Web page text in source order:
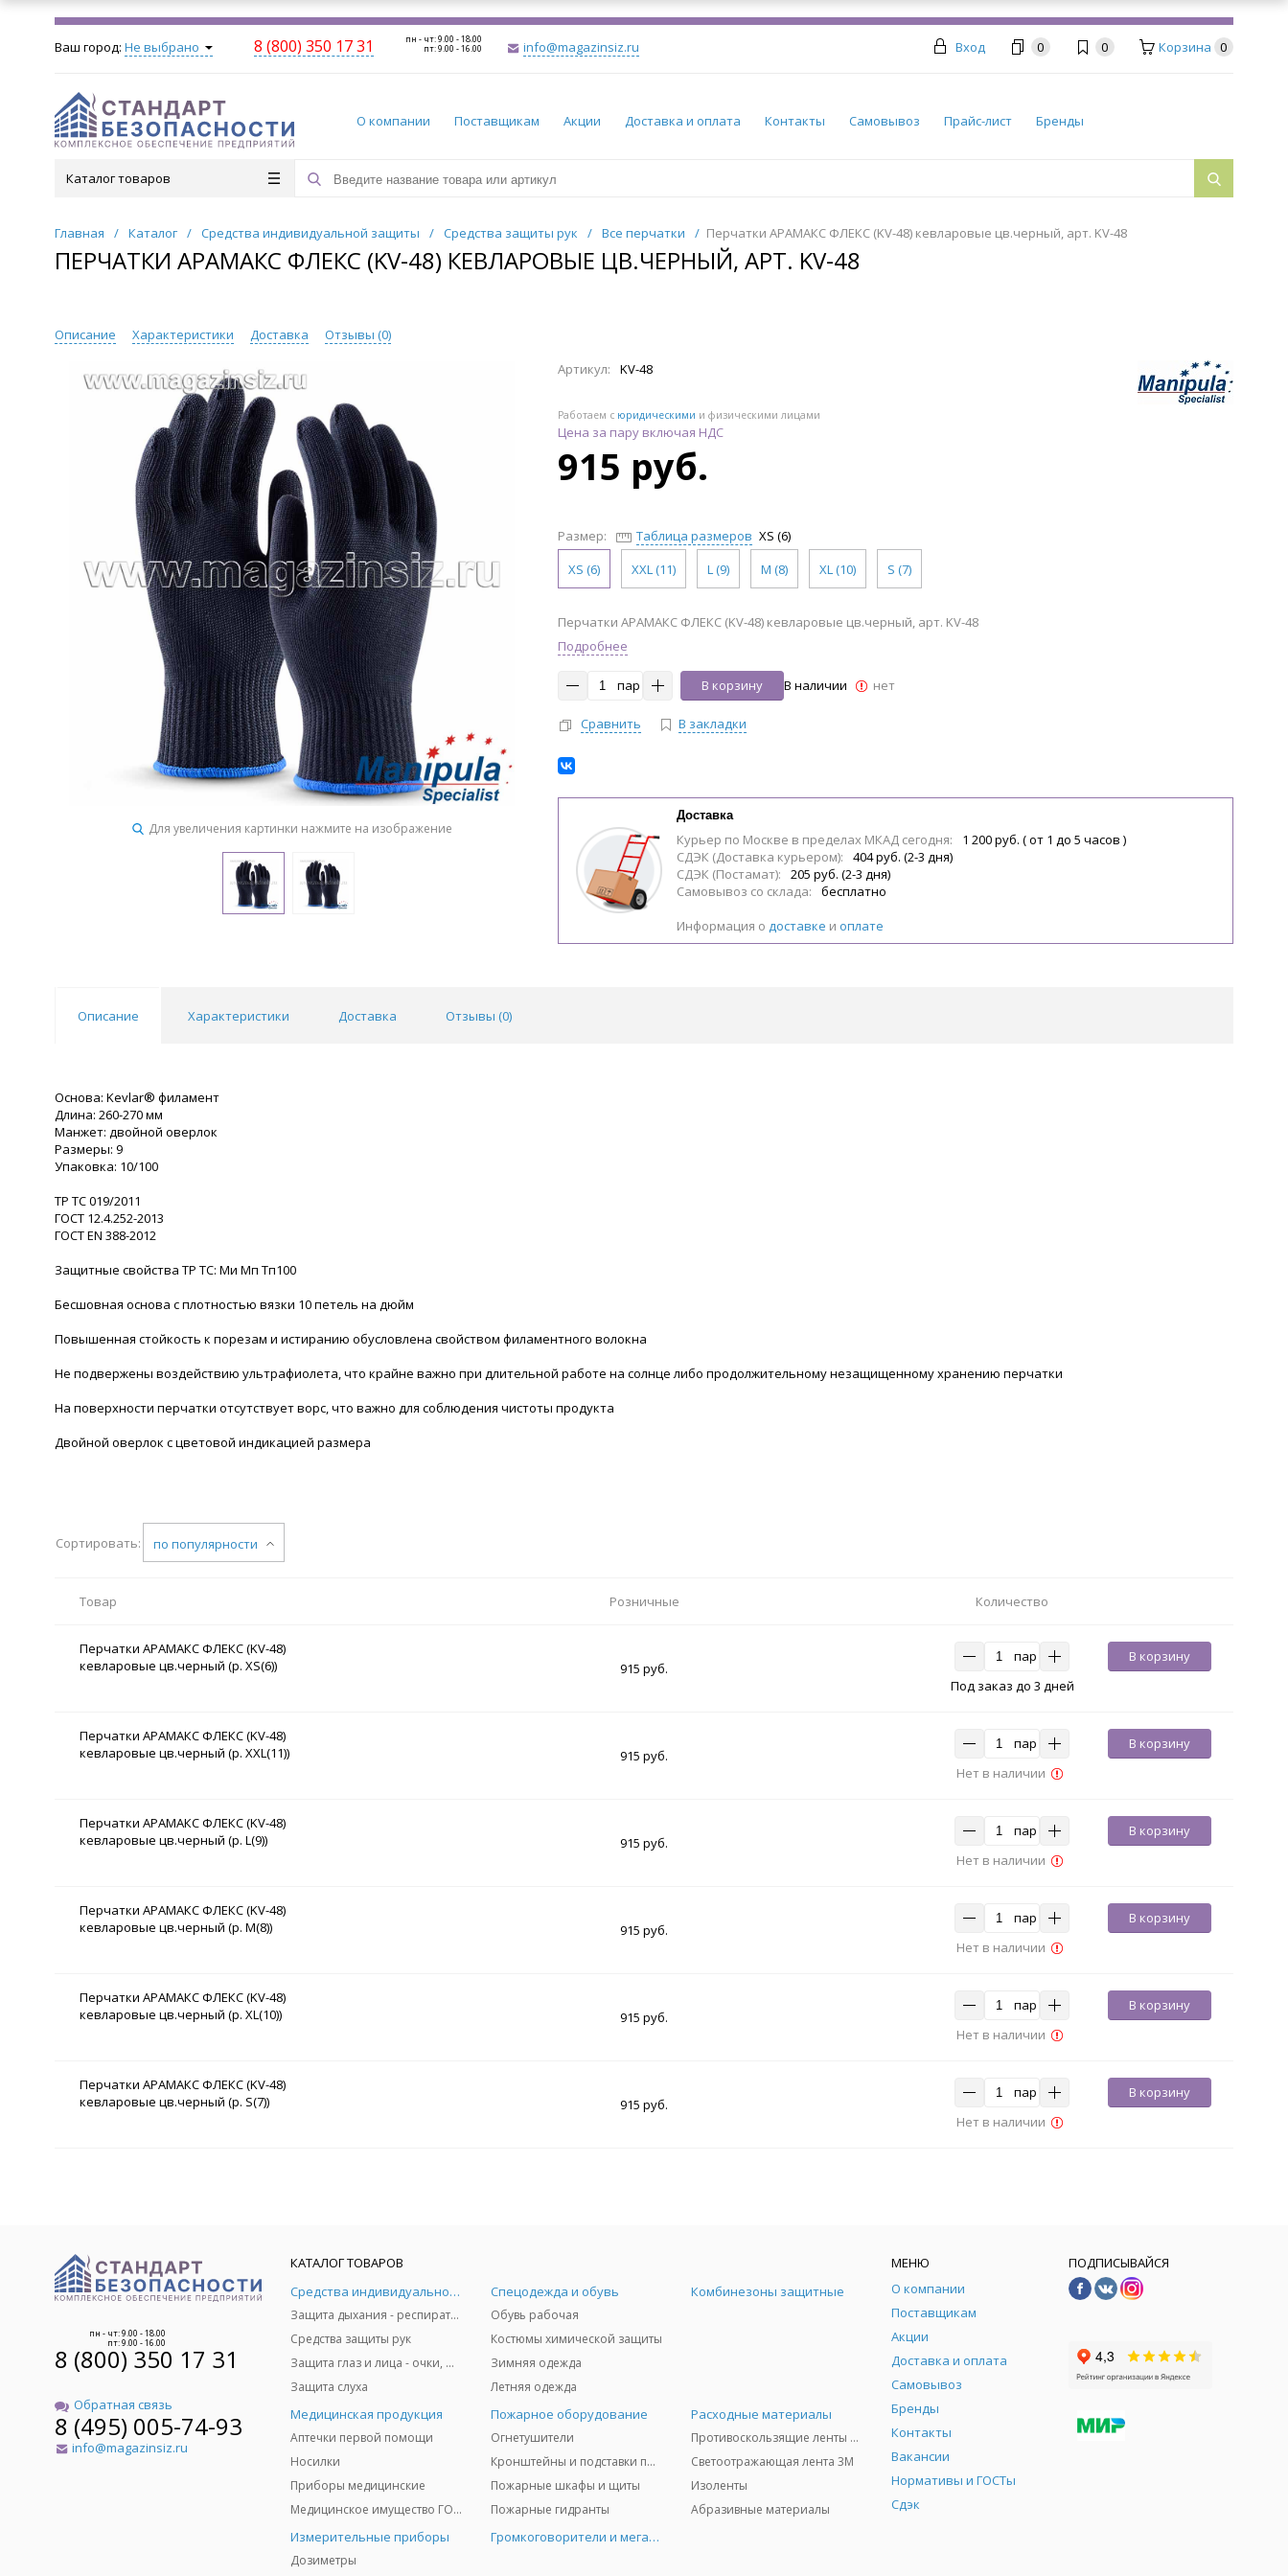
Ваш город: Не выбрано 8 (800) 350 17 31 пн - чт: 9.00 - 18.00
пт: 9.00 - 16.00 info@magazinsiz.ru Вход 0 0 Корзина 0
О компании Поставщикам Акции Доставка и оплата Контакты Самовывоз Прайс-лист Бренды
Каталог товаров
Главная / Каталог / Средства индивидуальной защиты / Средства защиты рук / Все перчатки / Перчатки АРАМАКС ФЛЕКС (KV-48) кевларовые цв.черный, арт. KV-48
ПЕРЧАТКИ АРАМАКС ФЛЕКС (KV-48) КЕВЛАРОВЫЕ ЦВ.ЧЕРНЫЙ, АРТ. KV-48
Описание Характеристики Доставка Отзывы (0)
Для увеличения картинки нажмите на изображение
Артикул: KV-48
Работаем с юридическими и физическими лицами
Цена за пару включая НДС
915 руб.
Размер: Таблица размеров XS (6)
XS (6)
XXL (11) L (9) M (8) XL (10) S (7)
Перчатки АРАМАКС ФЛЕКС (KV-48) кевларовые цв.черный, арт. KV-48
Подробнее
пар В корзину В наличии нет
Сравнить В закладки
Доставка
Курьер по Москве в пределах МКАД сегодня:
1 200 руб. ( от 1 до 5 часов )
СДЭК (Доставка курьером):
404 руб. (2-3 дня)
СДЭК (Постамат):
205 руб. (2-3 дня)
Самовывоз со склада:
бесплатно
Информация о доставке и оплате
Описание Характеристики Доставка Отзывы (0)
Основа: Kevlar® филамент
Длина: 260-270 мм
Манжет: двойной оверлок
Размеры: 9
Упаковка: 10/100
ТР ТС 019/2011
ГОСТ 12.4.252-2013
ГОСТ ЕN 388-2012
Защитные свойства ТР ТС: Ми Мп Тп100
Бесшовная основа с плотностью вязки 10 петель на дюйм
Повышенная стойкость к порезам и истиранию обусловлена свойством филаментного волокна
Не подвержены воздействию ультрафиолета, что крайне важно при длительной работе на солнце либо продолжительному незащищенному хранению перчатки
На поверхности перчатки отсутствует ворс, что важно для соблюдения чистоты продукта
Двойной оверлок с цветовой индикацией размера
Сортировать: по популярности
Товар Розничные Количество
Перчатки АРАМАКС ФЛЕКС (KV-48)
кевларовые цв.черный (р. XS(6))
915 руб.
пар
В корзину
Под заказ до 3 дней
Перчатки АРАМАКС ФЛЕКС (KV-48)
кевларовые цв.черный (р. XXL(11))
915 руб.
пар
В корзину
Нет в наличии
Перчатки АРАМАКС ФЛЕКС (KV-48)
кевларовые цв.черный (р. L(9))
915 руб.
пар
В корзину
Нет в наличии
Перчатки АРАМАКС ФЛЕКС (KV-48)
кевларовые цв.черный (р. M(8))
915 руб.
пар
В корзину
Нет в наличии
Перчатки АРАМАКС ФЛЕКС (KV-48)
кевларовые цв.черный (р. XL(10))
915 руб.
пар
В корзину
Нет в наличии
Перчатки АРАМАКС ФЛЕКС (KV-48)
кевларовые цв.черный (р. S(7))
915 руб.
пар
В корзину
Нет в наличии
пн - чт: 9.00 - 18.00
пт: 9.00 - 16.00
8 (800) 350 17 31
Обратная связь
8 (495) 005-74-93
info@magazinsiz.ru
КАТАЛОГ ТОВАРОВ
Средства индивидуальной защиты
Защита дыхания - респираторы, противогазы, фильтры, дозиметры
Средства защиты рук
Защита глаз и лица - очки, щитки
Защита слуха
Спецодежда и обувь
Обувь рабочая
Костюмы химической защиты
Зимняя одежда
Летняя одежда
Комбинезоны защитные
Медицинская продукция
Аптечки первой помощи
Носилки
Приборы медицинские
Медицинское имущество ГО и ЧС
Пожарное оборудование
Огнетушители
Кронштейны и подставки под огнетушители
Пожарные шкафы и щиты
Пожарные гидранты
Расходные материалы
Противоскользящие ленты 3М
Светоотражающая лента 3M
Изоленты
Абразивные материалы
Измерительные приборы
Дозиметры
Громкоговорители и мегафоны
МЕНЮ
О компании
Поставщикам
Акции
Доставка и оплата
Самовывоз
Бренды
Контакты
Вакансии
Нормативы и ГОСТы
Сдэк
ПОДПИСЫВАЙСЯ